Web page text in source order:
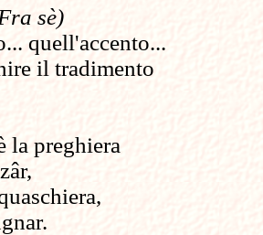
sè)
quell'accento...
il tradimento
la preghiera